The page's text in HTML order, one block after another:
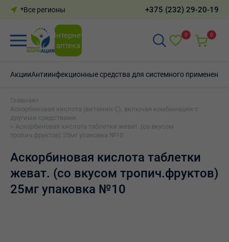
*Все регионы +375 (232) 29-20-19
Интернет-
аптека
0 0
АкцииАнтиинфекционные средства для системного применения
Главная >
Аскорбиновая кислота (витамин С), включая комбинации с
другими средствами
> Аскорбиновая кислота таблетки жеват. (со вкусом
тропич.фруктов) 25мг упаковка №10
Аскорбиновая кислота таблетки
жеват. (со вкусом тропич.фруктов)
25мг упаковка №10